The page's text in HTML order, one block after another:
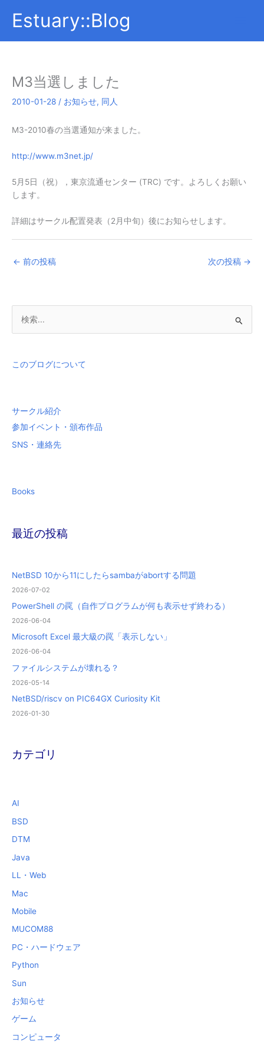
Estuary::Blog
M3当選しました
2010-01-28 / お知らせ, 同人
M3-2010春の当選通知が来ました。
http://www.m3net.jp/
5月5日（祝），東京流通センター (TRC) です。よろしくお願い
します。
詳細はサークル配置発表（2月中旬）後にお知らせします。
← 前の投稿 次の投稿 →
象
このブログについて
サークル紹介
参加イベント・頒布作品
SNS・連絡先
Books
最近の投稿
NetBSD 10から11にしたらsambaがabortする問題
2026-07-02
PowerShell の罠（自作プログラムが何も表示せず終わる）
2026-06-04
Microsoft Excel 最大級の罠「表示しない」
2026-06-04
ファイルシステムが壊れる？
2026-05-14
NetBSD/riscv on PIC64GX Curiosity Kit
2026-01-30
カテゴリ
AI
BSD
DTM
Java
LL・Web
Mac
Mobile
MUCOM88
PC・ハードウェア
Python
Sun
お知らせ
ゲーム
コンピュータ